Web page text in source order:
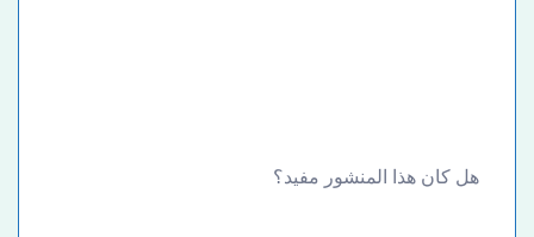
هل كان هذا المنشور مفيد؟